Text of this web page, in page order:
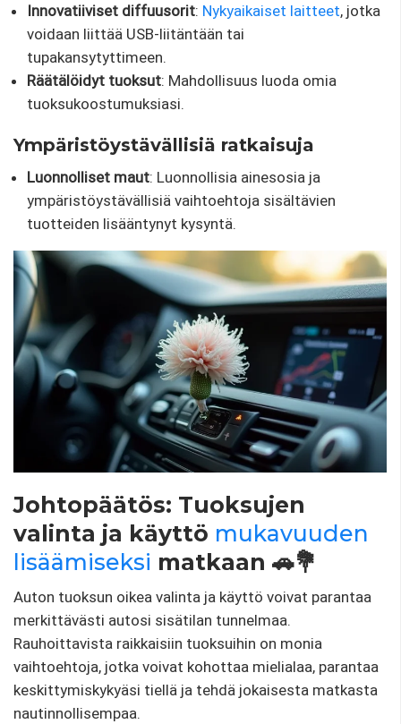
Innovatiiviset diffuusorit: Nykyaikaiset laitteet, jotka
voidaan liittää USB-liitäntään tai
tupakansytyttimeen.
Räätälöidyt tuoksut: Mahdollisuus luoda omia
tuoksukoostumuksiasi.
Ympäristöystävällisiä ratkaisuja
Luonnolliset maut: Luonnollisia ainesosia ja
ympäristöystävällisiä vaihtoehtoja sisältävien
tuotteiden lisääntynyt kysyntä.
Johtopäätös: Tuoksujen
valinta ja käyttö mukavuuden
lisäämiseksi matkaan 🚗💐
Auton tuoksun oikea valinta ja käyttö voivat parantaa
merkittävästi autosi sisätilan tunnelmaa.
Rauhoittavista raikkaisiin tuoksuihin on monia
vaihtoehtoja, jotka voivat kohottaa mielialaa, parantaa
keskittymiskykyäsi tiellä ja tehdä jokaisesta matkasta
nautinnollisempaa.